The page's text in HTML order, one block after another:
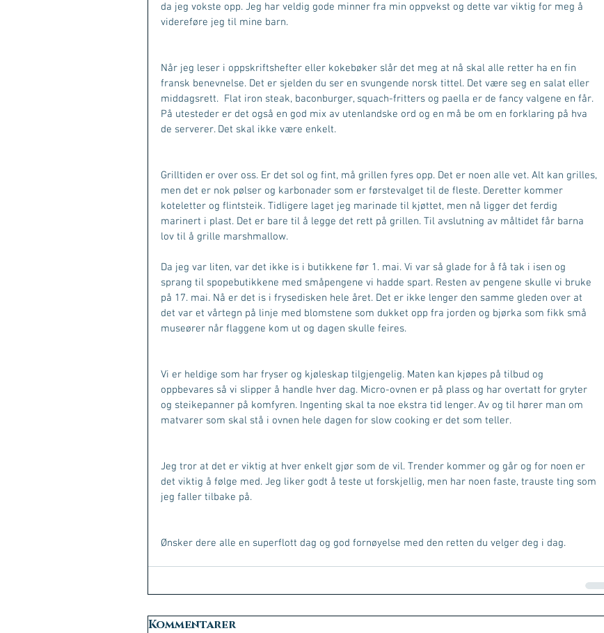
da jeg vokste opp. Jeg har veldig gode minner fra min oppvekst og dette var viktig for meg å
videreføre jeg til mine barn.
Når jeg leser i oppskriftshefter eller kokebøker slår det meg at nå skal alle retter ha en fin
fransk benevnelse. Det er sjelden du ser en svungende norsk tittel. Det være seg en salat eller
middagsrett.  Flat iron steak, baconburger, squach-fritters og paella er de fancy valgene en får.
På utesteder er det også en god mix av utenlandske ord og en må be om en forklaring på hva
de serverer. Det skal ikke være enkelt.
Grilltiden er over oss. Er det sol og fint, må grillen fyres opp. Det er noen alle vet. Alt kan grilles,
men det er nok pølser og karbonader som er førstevalget til de fleste. Deretter kommer
koteletter og flintsteik. Tidligere laget jeg marinade til kjøttet, men nå ligger det ferdig
marinert i plast. Det er bare til å legge det rett på grillen. Til avslutning av måltidet får barna
lov til å grille marshmallow.
Da jeg var liten, var det ikke is i butikkene før 1. mai. Vi var så glade for å få tak i isen og
sprang til spopebutikkene med småpengene vi hadde spart. Resten av pengene skulle vi bruke
på 17. mai. Nå er det is i frysedisken hele året. Det er ikke lenger den samme gleden over at
det var et vårtegn på linje med blomstene som dukket opp fra jorden og bjørka som fikk små
museører når flaggene kom ut og dagen skulle feires.
Vi er heldige som har fryser og kjøleskap tilgjengelig. Maten kan kjøpes på tilbud og
oppbevares så vi slipper å handle hver dag. Micro-ovnen er på plass og har overtatt for gryter
og steikepanner på komfyren. Ingenting skal ta noe ekstra tid lenger. Av og til hører man om
matvarer som skal stå i ovnen hele dagen for slow cooking er det som teller.
Jeg tror at det er viktig at hver enkelt gjør som de vil. Trender kommer og går og for noen er
det viktig å følge med. Jeg liker godt å teste ut forskjellig, men har noen faste, trauste ting som
jeg faller tilbake på.
Ønsker dere alle en superflott dag og god fornøyelse med den retten du velger deg i dag.
Kommentarer